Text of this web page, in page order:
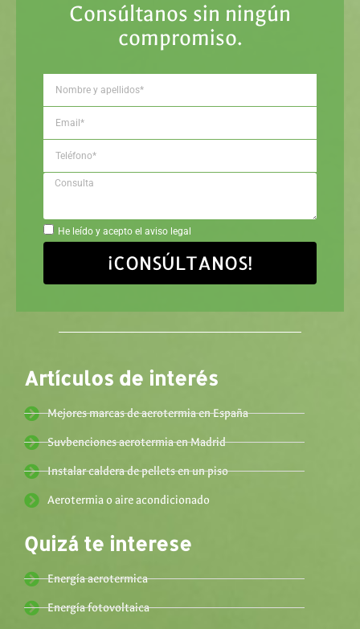
Consúltanos sin ningún
compromiso.
He leído y acepto el aviso legal
¡CONSÚLTANOS!
Artículos de interés
Mejores marcas de aerotermia en España
Suvbenciones aerotermia en Madrid
Instalar caldera de pellets en un piso
Aerotermia o aire acondicionado
Quizá te interese
Energía aerotermica
Energía fotovoltaica